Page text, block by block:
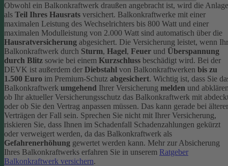
Obwohl ein Balkonkraftwerk draußen angebracht ist, wird die Anlage
als Teil Ihres Hausrats versichert. Balkonkraftwerke mit einer
maximalen Leistung des Wechselrichters bis 800 Watt und einer
maximalen Modulleistung von 2.000 Watt sind automatisch über die
Hausratversicherung abgesichert. Die Versicherung leistet, wenn Ihr
Balkonkraftwerk durch Sturm, Hagel, Feuer und Überspannung
durch Blitz sowie bei einem Kurzschluss beschädigt wird. Bei der
DEVK ist außerdem der Diebstahl von Balkonkraftwerken bis zu
1.500 Euro im Premium-Schutz abgesichert. Wichtig ist, dass Sie
Balkonkraftwerk umgehend Ihrer Versicherung melden und
ob Ihr aktueller Versicherungsschutz das Balkonkraftwerk mit
oder ob Sie den Vertrag anpassen müssen. Das kann gerade bei
Verträgen der Fall sein. Sprechen Sie nicht mit Ihrer Versicherung,
riskieren Sie, dass Ihnen im Schadenfall Schadenzahlungen gekürzt
oder verweigert werden, da das Balkonkraftwerk als
Gefahrenerhöhung gewertet werden kann. Mehr zur Absicherung
Ihres Balkonkraftwerks erfahren Sie in unserem Ratgeber
Balkonkraftwerk versichern.